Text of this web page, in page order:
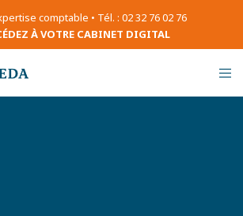
comptable • Tél. : 02 32 76 02 76
À VOTRE CABINET DIGITAL